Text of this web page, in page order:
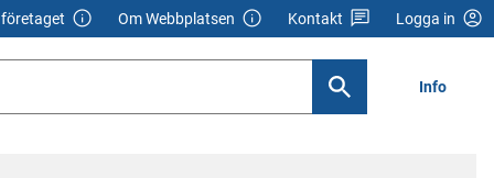
Om Webbplatsen Kontakt Logga in
Info